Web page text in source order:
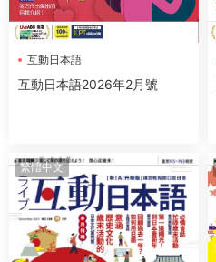
互動日本語
互動日本語2026年2月號
繁體中文